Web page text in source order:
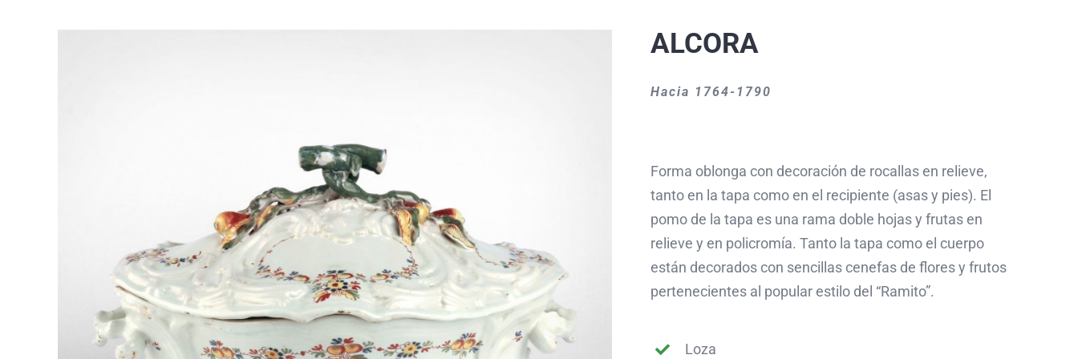
ALCORA
Hacia 1764-1790
Forma oblonga con decoración de rocallas en relieve,
tanto en la tapa como en el recipiente (asas y pies). El
pomo de la tapa es una rama doble hojas y frutas en
relieve y en policromía. Tanto la tapa como el cuerpo
están decorados con sencillas cenefas de flores y frutos
pertenecientes al popular estilo del “Ramito”.
Loza